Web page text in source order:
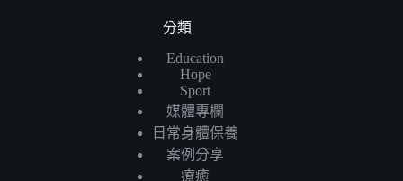
分類
Education
Hope
Sport
媒體專欄
日常身體保養
案例分享
療癒